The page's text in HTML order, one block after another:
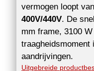
vermogen loopt van
400V/440V. De
mm frame, 3100
traagheidsmoment
aandrijvingen.
Uitgebreide